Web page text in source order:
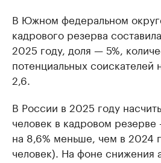
В Южном федеральном
кадрового резерва
2025 году, доля — 5%,
потенциальных
2,6.
В России в 2025 году
человек в кадровом
на 8,6% меньше, чем в 2024
человек). На фоне снижения